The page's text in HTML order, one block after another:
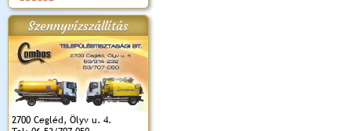
Szennyvízszállítás
2700 Cegléd, Ölyv u. 4.
(2017. 08. 20.)